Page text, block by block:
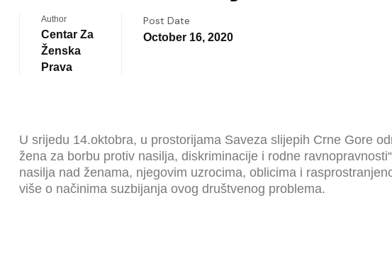
Author
Centar Za
Ženska
Prava
Post Date
October 16, 2020
U srijedu 14.oktobra, u prostorijama Saveza slijepih Crne Gore
žena za borbu protiv nasilja, diskriminacije i rodne
nasilja nad ženama, njegovim uzrocima, oblicima i
više o načinima suzbijanja ovog društvenog problema.